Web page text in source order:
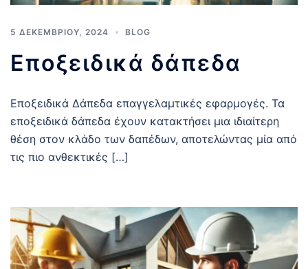
5 ΔΕΚΕΜΒΡΊΟΥ, 2024 BLOG
Εποξειδικά δάπεδα
Εποξειδικά Δάπεδα επαγγελαμτικές εφαρμογές. Τα
εποξειδικά δάπεδα έχουν κατακτήσει μια ιδιαίτερη
θέση στον κλάδο των δαπέδων, αποτελώντας μία από
τις πιο ανθεκτικές […]